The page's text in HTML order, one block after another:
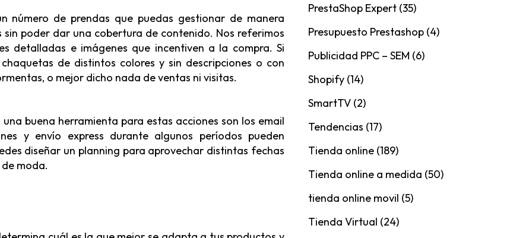
número de prendas que puedas gestionar de manera
poder dar una cobertura de contenido. Nos referimos
detalladas e imágenes que incentiven a la compra. Si
de distintos colores y sin descripciones o con
o mejor dicho nada de ventas ni visitas.
buena herramienta para estas acciones son los email
y envío express durante algunos períodos pueden
diseñar un planning para aprovechar distintas fechas
moda.
PrestaShop Expert (35)
Presupuesto Prestashop (4)
Publicidad PPC – SEM (6)
Shopify (14)
SmartTV (2)
Tendencias (17)
Tienda online (189)
Tienda online a medida (50)
tienda online movil (5)
Tienda Virtual (24)